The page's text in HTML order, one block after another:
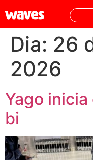
Dia: 26
2026
Yago
bi